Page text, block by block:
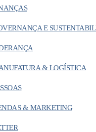
E
& LOGÍSTICA
& MARKETING